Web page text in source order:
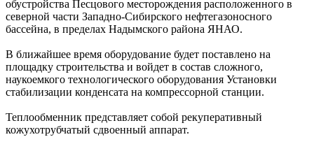
обустройства Песцового месторождения расположенного в
северной части Западно-Сибирского нефтегазоносного
бассейна, в пределах Надымского района ЯНАО.
В ближайшее время оборудование будет поставлено на
площадку строительства и войдет в состав сложного,
наукоемкого технологического оборудования Установки
стабилизации конденсата на компрессорной станции.
Теплообменник представляет собой рекуперативный
кожухотрубчатый сдвоенный аппарат.